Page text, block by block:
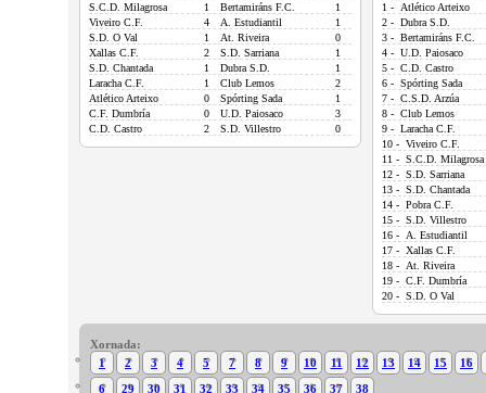
S.C.D. Milagrosa
1 Bertamiráns F.C.
1
Viveiro C.F.
4 A. Estudiantil
1
S.D. O Val
1 At. Riveira
0
Xallas C.F.
2 S.D. Sarriana
1
S.D. Chantada
1 Dubra S.D.
1
Laracha C.F.
1 Club Lemos
2
Atlético Arteixo
0 Spórting Sada
1
C.F. Dumbría
0 U.D. Paiosaco
3
C.D. Castro
2 S.D. Villestro 0
1 - Atlético Arteixo
2 - Dubra S.D.
3 - Bertamiráns F.C.
4 - U.D. Paiosaco
5 - C.D. Castro
6 - Spórting Sada
7 - C.S.D. Arzúa
8 - Club Lemos
9 - Laracha C.F.
10 - Viveiro C.F.
11 - S.C.D. Milagrosa
12 - S.D. Sarriana
13 - S.D. Chantada
14 - Pobra C.F.
15 - S.D. Villestro
16 - A. Estudiantil
17 - Xallas C.F.
18 - At. Riveira
19 - C.F. Dumbría
20 - S.D. O Val
Xornada:
1
2 3 4 5 7 8 9 10 11 12 13 14 15
16
6
29 30 31 32 33 34 35 36 37 38